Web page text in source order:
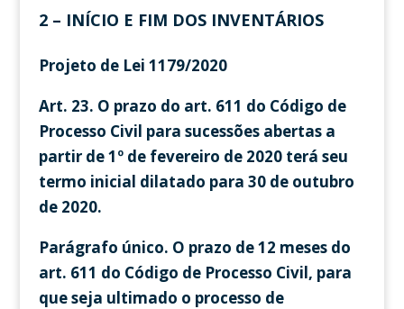
2 – INÍCIO E FIM DOS INVENTÁRIOS
Projeto de Lei 1179/2020
Art. 23. O prazo do art. 611 do Código de
Processo Civil para sucessões abertas a
partir de 1º de fevereiro de 2020 terá seu
termo inicial dilatado para 30 de outubro
de 2020.
Parágrafo único. O prazo de 12 meses do
art. 611 do Código de Processo Civil, para
que seja ultimado o processo de